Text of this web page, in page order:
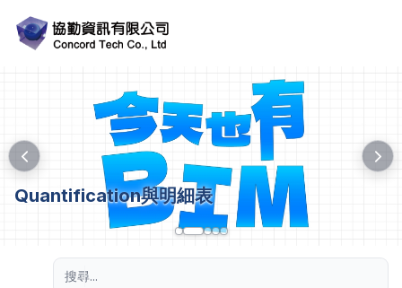
Quantification與明細表